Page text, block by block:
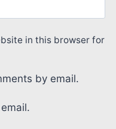
in this browser for
by email.